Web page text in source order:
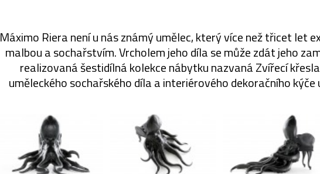
Máximo Riera není u nás známý umělec, který více než třicet let
malbou a sochařstvím. Vrcholem jeho díla se může zdát jeho
realizovaná šestidílná kolekce nábytku nazvaná Zvířecí
uměleckého sochařského díla a interiérového dekoračního kýče